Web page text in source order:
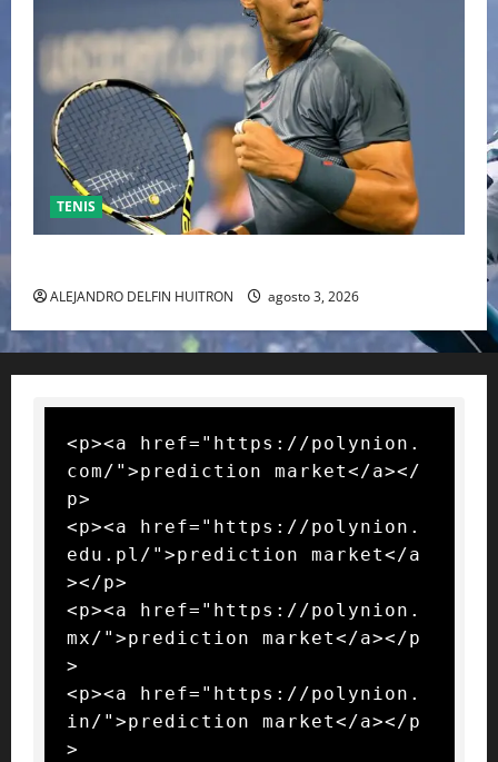
TENIS
ALEJANDRO DELFIN HUITRON agosto 3, 2026
<p><a href="https://polynion.
com/">prediction market</a></
p>
<p><a href="https://polynion.
edu.pl/">prediction market</a
></p>
<p><a href="https://polynion.
mx/">prediction market</a></p
>
<p><a href="https://polynion.
in/">prediction market</a></p
>